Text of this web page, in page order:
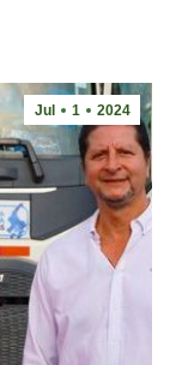
Jul 1 2024